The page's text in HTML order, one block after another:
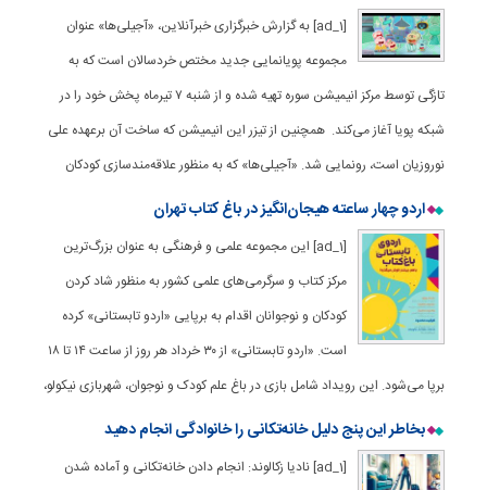
[ad_1] به گزارش خبرگزاری خبرآنلاین، «آجیلی‌ها» عنوان
مجموعه پویانمایی جدید مختص خردسالان است که به
تازگی توسط مرکز انیمیشن سوره تهیه شده و از شنبه ۷ تیرماه پخش خود را در
شبکه پویا آغاز می‌کند. همچنین از تیزر این انیمیشن که ساخت آن برعهده علی
نوروزیان است، رونمایی شد. «آجیلی‌ها» که به منظور علاقه‌مندسازی کودکان
اردو چهار ساعته هیجان‌انگیز در باغ کتاب تهران
[ad_1] این مجموعه علمی و فرهنگی به عنوان بزرگ‌ترین
مرکز کتاب و سرگرمی‌های علمی کشور به منظور شاد کردن
کودکان و نوجوانان اقدام به برپایی «اردو تابستانی» کرده
است. «اردو تابستانی» از ۳۰ خرداد هر روز از ساعت ۱۴ تا ۱۸
برپا می‌شود. این رویداد شامل بازی در باغ علم کودک و نوجوان، شهربازی نیکولو،
بخاطر این پنج دلیل خانه‌تکانی را خانوادگی انجام دهید
[ad_1] نادیا زکالوند: انجام دادن خانه‌تکانی و آماده شدن